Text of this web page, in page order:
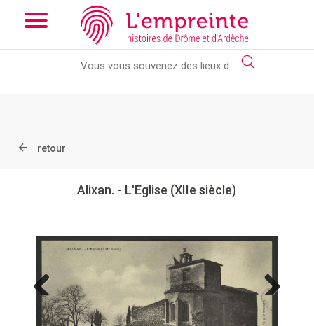
Array ( [slug] => document [ref] => B263626101_CP118 )
the new slick-theme.css if you want the default styling
retour
Alixan. - L'Eglise (XIIe siècle)
Previous Next